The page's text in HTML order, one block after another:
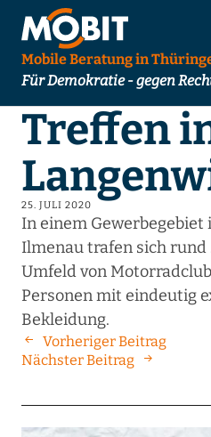
Mobile Beratung in
Für Demokratie - gegen
Treffen
25. JULI 2020
In einem Gewerbegebiet
Ilmenau trafen sich rund
Umfeld von
Personen mit eindeutig
Bekleidung.
Vorheriger Beitrag
Nächster Beitrag